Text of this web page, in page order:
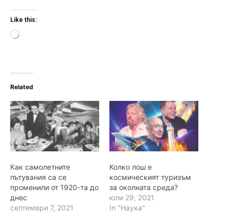
Like this:
L
i
n
…
Related
Как самолетните
пътувания са се
променили от 1920-та до
днес
септември 7, 2021
Колко лош е
космическият туризъм
за околната среда?
юли 29, 2021
In "Наука"